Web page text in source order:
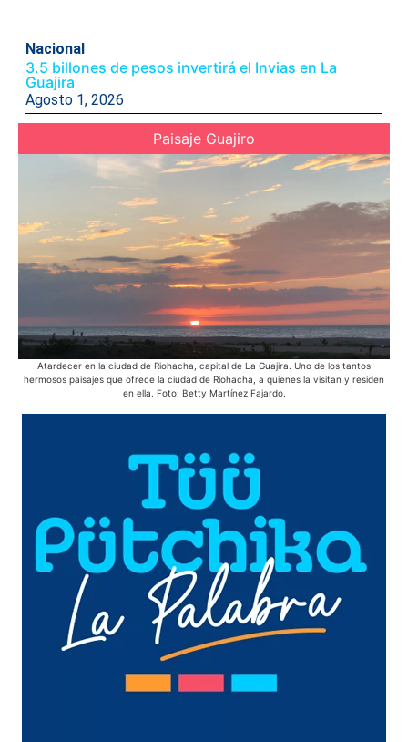
Nacional
3.5 billones de pesos invertirá el Invias en La
Guajira
Agosto 1, 2026
Paisaje Guajiro
Atardecer en la ciudad de Riohacha, capital de La Guajira. Uno de los tantos
hermosos paisajes que ofrece la ciudad de Riohacha, a quienes la visitan y residen
en ella. Foto: Betty Martínez Fajardo.